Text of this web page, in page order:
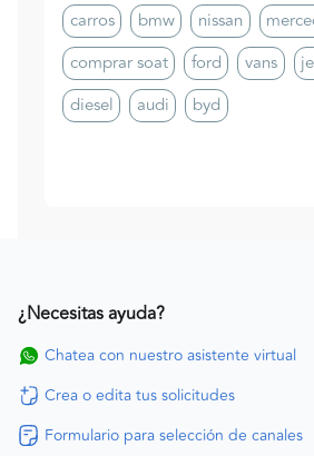
carros
bmw nissan
comprar soat
ford vans
diesel
audi byd
¿Necesitas ayuda?
Chatea con nuestro asistente virtual
Crea o edita tus solicitudes
Formulario para selección de canales